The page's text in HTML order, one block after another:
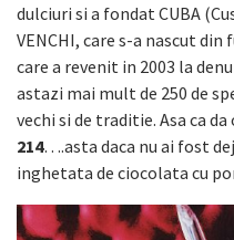
dulciuri si a fondat CUBA
VENCHI, care s-a nascut
care a revenit in 2003 la
astazi mai mult de 250 de
vechi si de traditie. Asa ca da
214….asta daca nu ai fost
inghetata de ciocolata cu